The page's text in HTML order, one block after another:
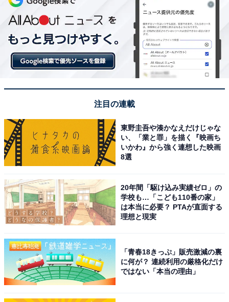
まだ収入がないため親と話し合い、収入が安定するまで
実家にお世話になっています」と話しました。
「ストレスが溜まります」
実家暮らしで苦労していることを尋ねると、「親はネガ
ティブな言動や汚い言葉を多く使うので、子供への影響
がでないか心配になります。やめてほしいと頼んでいま
すが、改善しないので苦労しています。私自身も普段は
気にしないようにしていますが、日によってはすごく気
になり、ストレスが溜まります」と教えてくれました。
お金に関する悩みについては、「収入がないので常に不
安はあります。子供にかかるお金も結構あり、子供に苦
労をかけないようにしなければと日々考えています」と
話しました。
離婚を機に、自身の子どもと共に実家暮らしを始めたと
いう回答者。出産後で仕事ができない状態とはいえ、子
どもの将来を考えて常に不安を抱えている様子がうかが
注目の連載
東野圭吾や湊かなえだけじゃな
い、「業と罪」を描く『映画ち
いかわ』から強く連想した映画
8選
20年間「駆け込み実績ゼロ」の
学校も…「こども110番の家」
は本当に必要？ PTAが直面する
理想と現実
「青春18きっぷ」販売激減の裏
に何が？ 連続利用の厳格化だけ
ではない「本当の理由」